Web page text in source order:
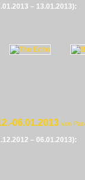
– 13.01.2013):
06.01.2013 von
– 06.01.2013):